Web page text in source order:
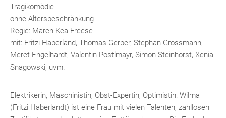
Tragikomödie
ohne Altersbeschränkung
Regie: Maren-Kea Freese
mit: Fritzi Haberland, Thomas Gerber, Stephan Grossmann,
Meret Engelhardt, Valentin Postlmayr, Simon Steinhorst, Xenia
Snagowski, uvm.
Elektrikerin, Maschinistin, Obst-Expertin, Optimistin: Wilma
(Fritzi Haberlandt) ist eine Frau mit vielen Talenten, zahllosen